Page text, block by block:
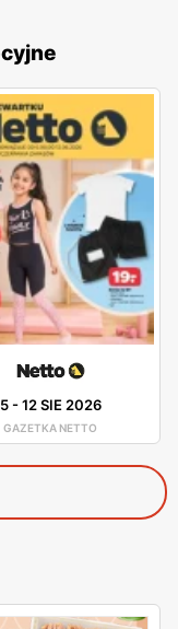
5-12 SIE 2026
GAZETKA NETTO